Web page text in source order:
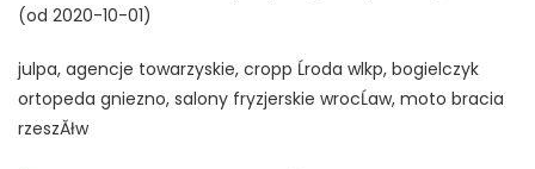
(od 2020-10-01)
julpa, agencje towarzyskie, cropp Ĺroda wlkp, bogielczyk
ortopeda gniezno, salony fryzjerskie wrocĹaw, moto bracia
rzeszĂłw